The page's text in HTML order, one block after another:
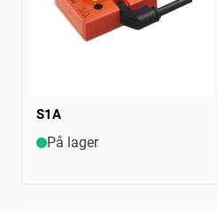
S1A
På lager